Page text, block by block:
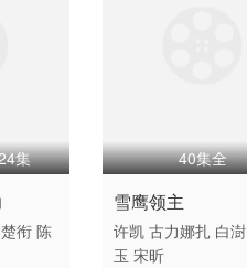
集
楚衔 陈
40集全
雪鹰领主
许凯 古力娜扎 白澍
玉 宋昕